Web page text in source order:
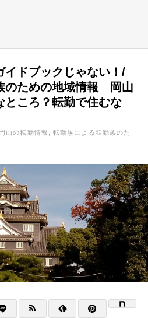
イドブックじゃない！/
のための地域情報 岡山
ところ？転勤で住むな
岡山の転勤情報
転勤族による転勤族のた